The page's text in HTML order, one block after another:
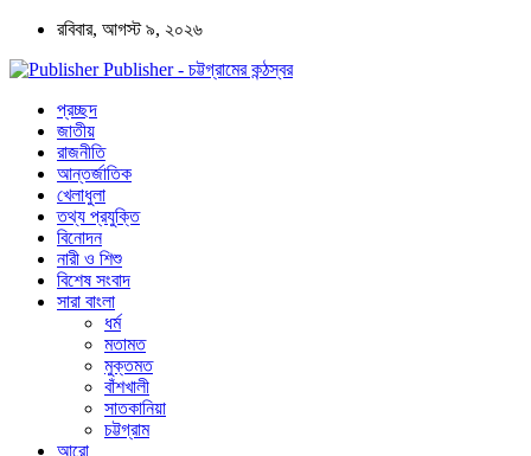
রবিবার, আগস্ট ৯, ২০২৬
Publisher - চট্টগ্রামের কন্ঠস্বর
প্রচ্ছদ
জাতীয়
রাজনীতি
আন্তর্জাতিক
খেলাধুলা
তথ্য প্রযুক্তি
বিনোদন
নারী ও শিশু
বিশেষ সংবাদ
সারা বাংলা
ধর্ম
মতামত
মুক্তমত
বাঁশখালী
সাতকানিয়া
চট্টগ্রাম
আরো